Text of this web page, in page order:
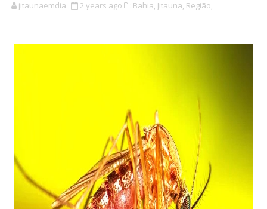
jitaunaemdia 2 years ago Bahia, Jitauna, Região,